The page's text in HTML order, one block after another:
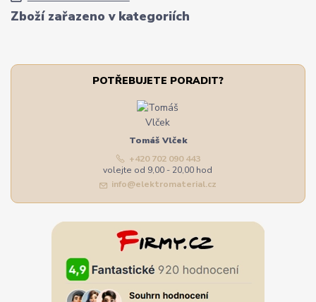
Zboží zařazeno v kategoriích
POTŘEBUJETE PORADIT?
Tomáš Vlček
+420 702 090 443
volejte od 9,00 - 20,00 hod
info@elektromaterial.cz